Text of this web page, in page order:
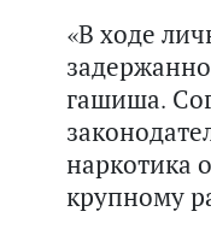
«В ходе
гашиша.
наркотика
крупному